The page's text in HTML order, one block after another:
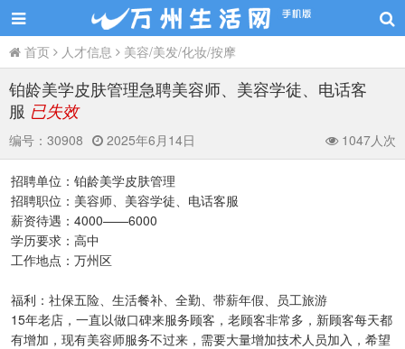
首页 人才信息 美容/美发/化妆/按摩
铂龄美学皮肤管理急聘美容师、美容学徒、电话客
服 已失效
编号： 30908 2025年6月14日 1047人次
招聘单位：铂龄美学皮肤管理
招聘职位：美容师、美容学徒、电话客服
薪资待遇：4000——6000
学历要求：高中
工作地点：万州区
福利：社保五险、生活餐补、全勤、带薪年假、员工旅游
15年老店，一直以做口碑来服务顾客，老顾客非常多，新顾客每天都
有增加，现有美容师服务不过来，需要大量增加技术人员加入，希望